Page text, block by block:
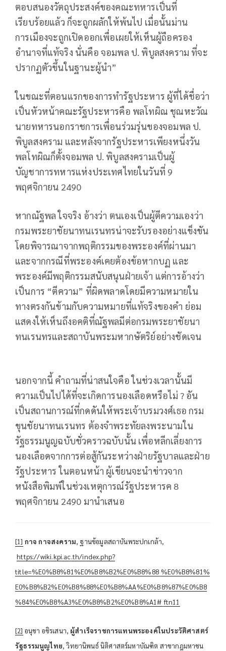
ตอบสนองวัตถุประสงค์ของคณะทหารเป็นที่
เรียบร้อยแล้ว ก็จะถูกผลักให้พ้นไป เมื่อนั้นม่าน
การเมืองจะถูกเปิดออกเพื่อเผยให้เห็นผู้ถือครอง
อำนาจที่แท้จริง นั่นคือ จอมพล ป. พิบูลสงคราม ที่จะ
ปรากฏตัวขึ้นในฐานะผู้นำ”
ในขณะที่ตอนแรกของการทำรัฐประหาร ผู้ที่ได้ชื่อว่า
เป็นหัวหน้าคณะรัฐประหารคือ พลโทผิณ ชุณหะวัณ
นายทหารนอกราชการเพื่อนร่วมรุ่นของจอมพล ป.
พิบูลสงคราม และหลังจากรัฐประหารเพียงหนึ่งวัน
พลโทผิณก็ตั้งจอมพล ป. พิบูลสงครามเป็นผู้
บัญชาการทหารแห่งประเทศไทยในวันที่ 9
พฤศจิกายน 2490
หากณัฐพล ใจจริง อ้างว่า ตนเองเป็นผู้ตีความเองว่า
กรมพระยาชัยนาทนเรนทรน่าจะรับรองอย่างแข็งขัน
โดยพิจารณาจากพฤติกรรมของพระองค์ที่ผ่านมา
และจากกรณีที่พระองค์เคยต้องข้อหากบฏ และ
พระองค์มีพฤติกรรมสนับสนุนฝ่ายเจ้า แต่การอ้างว่า
เป็นการ “ตีความ” ที่ผิดพลาดโดยมีความหมายใน
ทางตรงกันข้ามกับความหมายที่แท้จริงของคำ ย่อม
แสดงให้เห็นถึงอคติที่ณัฐพลมีต่อกรมพระยาชัยนา
ทนเรนทรและสถาบันพระมหากษัตริย์อย่างชัดเจน
นอกจากนี้ คำถามที่น่าสนใจคือ ในช่วงเวลานั้นมี
ความเป็นไปได้ที่จะเกิดการนองเลือดหรือไม่ ? อัน
เป็นสถานการณ์ที่กดดันให้พระเจ้าบรมวงศ์เธอ กรม
ขุนชัยนาทนเรนทร ต้องจำพระทัยลงพระนามใน
รัฐธรรมนูญฉบับชั่วคราวฉบับนั้น เพื่อหลีกเลี่ยงการ
นองเลือดจากการต่อสู้กันระหว่างฝ่ายรัฐบาลและฝ่าย
รัฐประหาร ในตอนหน้า ผู้เขียนจะนำข่าวจาก
หนังสือพิมพ์ในช่วงเหตุการณ์รัฐประหารค 8
พฤศจิกายน 2490 มานำเสนอ
[1] กาจ กาจสงคราม, ฐานข้อมูลสถาบันพระปกเกล้า,
https://wiki.kpi.ac.th/index.php?
title=%E0%B8%81%E0%B8%B2%E0%B8%88_%E0%B8%81%
E0%B8%B2%E0%B8%88%E0%B8%AA%E0%B8%87%E0%B8
%84%E0%B8%A3%E0%B8%B2%E0%B8%A1#_ftn11
[2] อนุชา อชิรเสนา, ผู้สำเร็จราชการแทนพระองค์ในประวัติศาสตร์
รัฐธรรมนูญไทย, วิทยานิพนธ์ นิติศาสตร์มหาบัณฑิต สาขากฎมหาชน